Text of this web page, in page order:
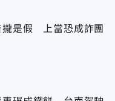
攏是假 上當恐成詐團